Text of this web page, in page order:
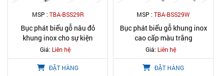
MSP :TBA-BSS29R
Bục phát biểu gỗ nâu đỏ
khung inox cho sự kiện
Giá: Liên hệ
ĐẶT HÀNG
MSP :TBA-BSS29W
Bục phát biểu gỗ khung inox
cao cấp màu trắng
Giá: Liên hệ
ĐẶT HÀNG